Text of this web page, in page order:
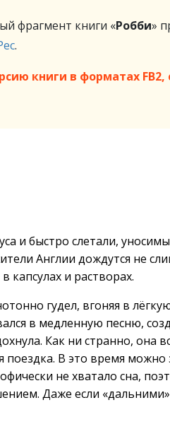
фрагмент книги «Робби»
.
книги в форматах FB2,
и быстро слетали,
Англии дождутся не
и растворах.
гудел, вгоняя в
в медленную песню,
Как ни странно, она
поездка. В это время
не хватало сна,
Даже если